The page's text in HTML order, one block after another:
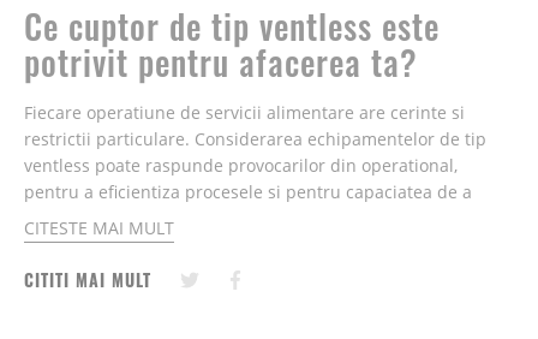
Ce cuptor de tip ventless este
potrivit pentru afacerea ta?
Fiecare operatiune de servicii alimentare are cerinte si
restrictii particulare. Considerarea echipamentelor de tip
ventless poate raspunde provocarilor din operational,
pentru a eficientiza procesele si pentru capaciatea de a
executa meniuri extinsa si de calitate - oriunde este nevoie...
CITESTE MAI MULT
CITITI MAI MULT